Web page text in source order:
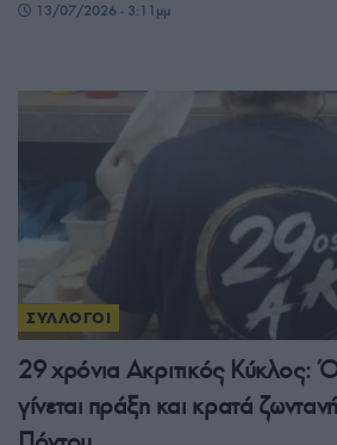
13/07/2026 - 3:11μμ
ΣΥΛΛΟΓΟΙ
29 χρόνια Ακριτικός Κύκλος:
γίνεται πράξη και κρατά